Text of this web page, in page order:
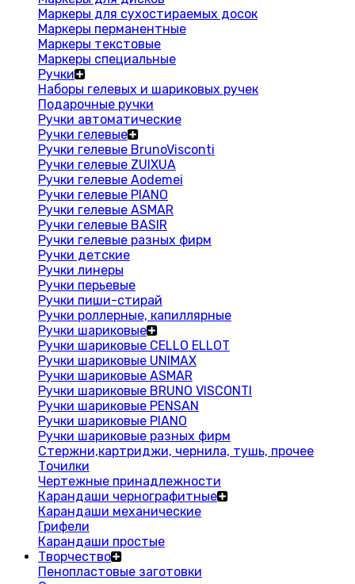
Маркеры для сухостираемых досок
Маркеры перманентные
Маркеры текстовые
Маркеры специальные
Ручки
Наборы гелевых и шариковых ручек
Подарочные ручки
Ручки автоматические
Ручки гелевые
Ручки гелевые BrunoVisconti
Ручки гелевые ZUIXUA
Ручки гелевые Aodemei
Ручки гелевые PIANO
Ручки гелевые ASMAR
Ручки гелевые BASIR
Ручки гелевые разных фирм
Ручки детские
Ручки линеры
Ручки перьевые
Ручки пиши-стирай
Ручки роллерные, капиллярные
Ручки шариковые
Ручки шариковые CELLO ELLOT
Ручки шариковые UNIMAX
Ручки шариковые ASMAR
Ручки шариковые BRUNO VISCONTI
Ручки шариковые PENSAN
Ручки шариковые PIANO
Ручки шариковые разных фирм
Стержни,картриджи, чернила, тушь, прочее
Точилки
Чертежные принадлежности
Карандаши чернографитные
Карандаши механические
Грифели
Карандаши простые
Творчество
Пенопластовые заготовки